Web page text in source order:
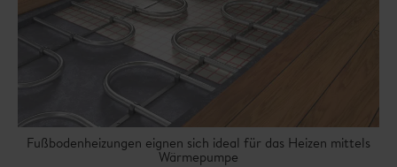
Fußbodenheizungen eignen sich ideal für das Heizen mittels
Wärmepumpe